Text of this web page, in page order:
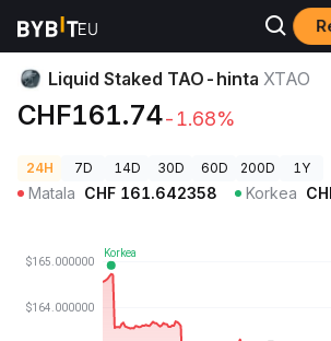
Kryptohinnat Liquid Staked TAO-hinta XTAO
Liquid Staked TAO-hinta XTAO
CHF161.74-1.68%
24H 7D 14D 30D 60D 200D 1Y
Matala CHF 161.642358 Korkea